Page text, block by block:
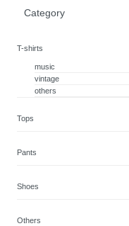
Category
T-shirts
music
vintage
others
Tops
Pants
Shoes
Others